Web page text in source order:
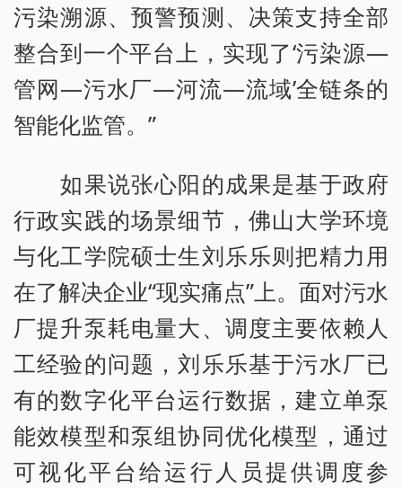
污染溯源、预警预测、决策支持全部
整合到一个平台上，实现了‘污染源—
管网—污水厂—河流—流域’全链条的
智能化监管。”
如果说张心阳的成果是基于政府
行政实践的场景细节，佛山大学环境
与化工学院硕士生刘乐乐则把精力用
在了解决企业“现实痛点”上。面对污水
厂提升泵耗电量大、调度主要依赖人
工经验的问题，刘乐乐基于污水厂已
有的数字化平台运行数据，建立单泵
能效模型和泵组协同优化模型，通过
可视化平台给运行人员提供调度参